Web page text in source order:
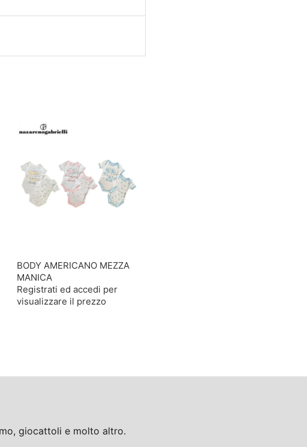
BODY AMERICANO MEZZA
MANICA
Registrati ed accedi per
visualizzare il prezzo
giocattoli e molto altro.